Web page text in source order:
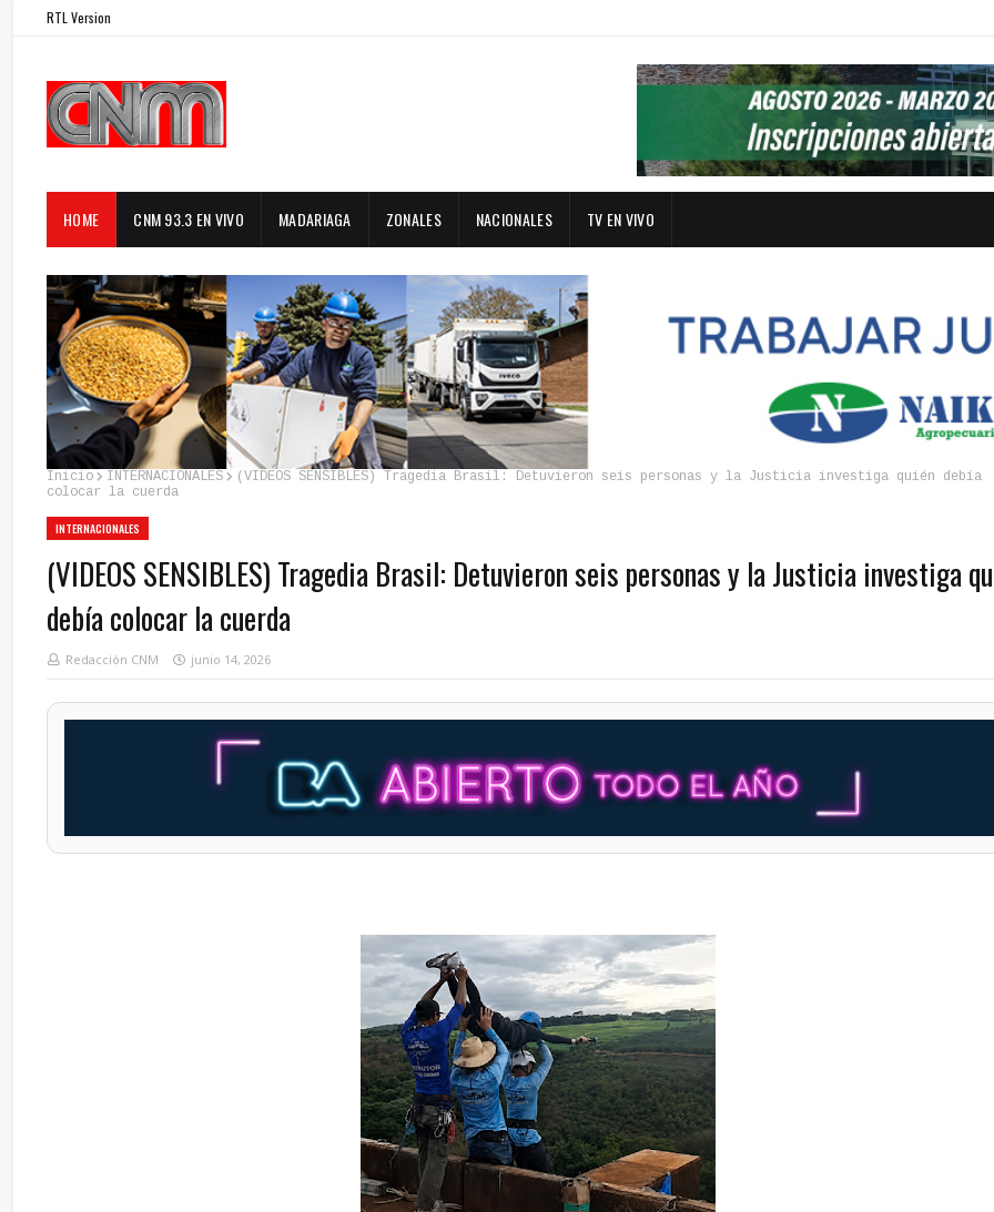
RTL Version
HOME CNM 93.3 EN VIVO MADARIAGA ZONALES NACIONALES TV EN VIVO
Inicio INTERNACIONALES
(VIDEOS SENSIBLES) Tragedia Brasil: Detuvieron seis personas y la Justicia investiga quién debía
colocar la cuerda
INTERNACIONALES
(VIDEOS SENSIBLES) Tragedia Brasil: Detuvieron seis personas y la Justicia investiga
debía colocar la cuerda
Redacción CNM junio 14, 2026